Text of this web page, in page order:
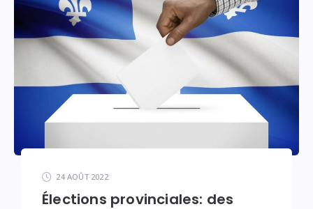
24 AOÛT 2022
Élections provinciales: des